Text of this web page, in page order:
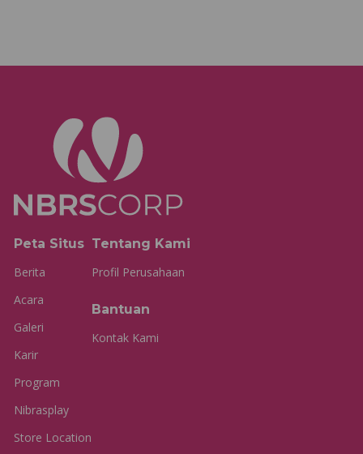
Peta Situs
Berita
Acara
Galeri
Karir
Program
Nibrasplay
Store Location
Tentang Kami
Profil Perusahaan
Bantuan
Kontak Kami